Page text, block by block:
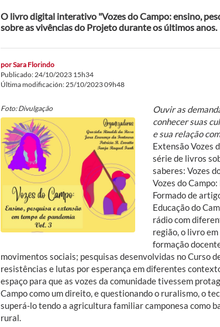
O livro digital interativo "Vozes do Campo: ensino,
sobre as vivências do Projeto durante os últimos anos.
porSara Florindo
Publicado: 24/10/2023 15h34
Última modificación: 25/10/2023 09h48
Foto: Divulgação
Ouvir as
conhecer suas
e sua relação
Extensão Vozes
série de livros
saberes: Vozes
Vozes do
Formado de
Educação do
rádio com
região, o livro
formação
movimentos sociais; pesquisas desenvolvidas no Curso
resistências e lutas por esperança em diferentes
espaço para que as vozes da comunidade tivessem
Campo como um direito, e questionando o ruralismo, o
superá-lo tendo a agricultura familiar camponesa como
rural.